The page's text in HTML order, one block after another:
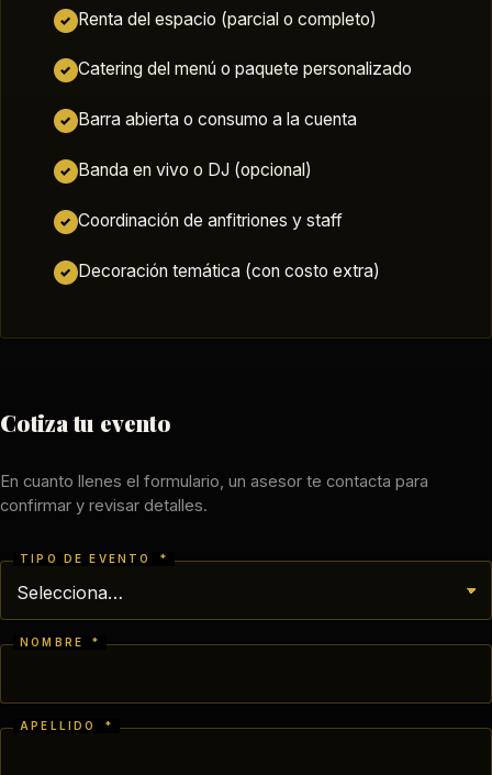
✓ Renta del espacio (parcial o completo)
✓ Catering del menú o paquete personalizado
✓ Barra abierta o consumo a la cuenta
✓ Banda en vivo o DJ (opcional)
✓ Coordinación de anfitriones y staff
✓ Decoración temática (con costo extra)
Cotiza tu evento
En cuanto llenes el formulario, un asesor te contacta para
confirmar y revisar detalles.
TIPO DE EVENTO *
NOMBRE *
APELLIDO *